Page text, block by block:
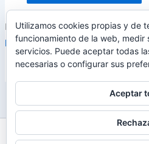
Este sitio usa Akismet para
procesan los datos de tus
Utilizamos cookies propias y de
funcionamiento de la web, medir
servicios. Puede aceptar todas
necesarias o configurar sus
Aceptar